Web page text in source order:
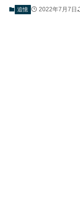
追憶 2022年7月7日